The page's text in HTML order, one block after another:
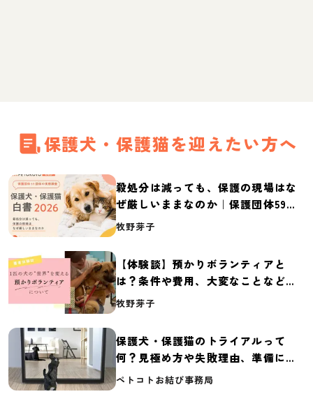
保護犬・保護猫を迎えたい方へ
殺処分は減っても、保護の現場はな
ぜ厳しいままなのか｜保護団体59団
体の実態調査【保護犬・保護猫白書
牧野芽子
【体験談】預かりボランティアと
は？条件や費用、大変なことなど紹
介
牧野芽子
保護犬・保護猫のトライアルって
何？見極め方や失敗理由、準備に必
要なものを紹介
ペトコトお結び事務局